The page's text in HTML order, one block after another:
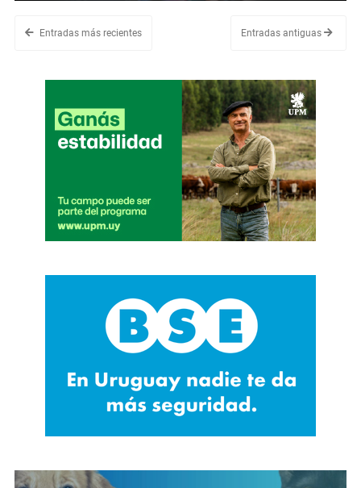
Entradas más recientes Entradas antiguas